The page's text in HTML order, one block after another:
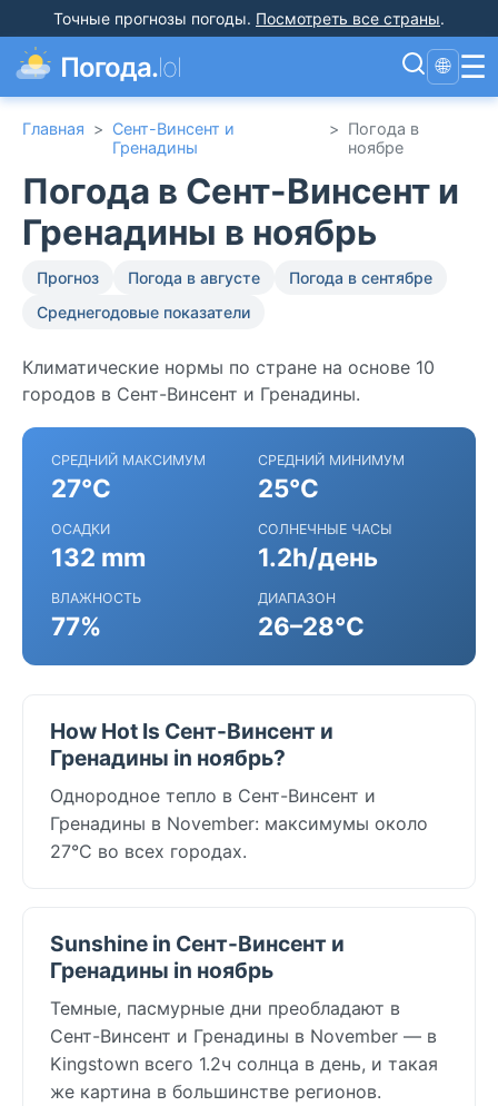
Точные прогнозы погоды. Посмотреть все страны.
Погода.lol 🌐 ☰
Главная > Сент-Винсент и
Гренадины
> Погода в
ноябре
Погода в Сент-Винсент и
Гренадины в ноябрь
Прогноз Погода в августе
Погода в сентябре
Среднегодовые показатели
Климатические нормы по стране на основе 10
городов в Сент-Винсент и Гренадины.
СРЕДНИЙ МАКСИМУМ
27°C
СРЕДНИЙ МИНИМУМ
25°C
ОСАДКИ
132 mm
СОЛНЕЧНЫЕ ЧАСЫ
1.2h/день
ВЛАЖНОСТЬ
77%
ДИАПАЗОН
26–28°C
How Hot Is Сент-Винсент и
Гренадины in ноябрь?
Однородное тепло в Сент-Винсент и
Гренадины в November: максимумы около
27°C во всех городах.
Sunshine in Сент-Винсент и
Гренадины in ноябрь
Темные, пасмурные дни преобладают в
Сент-Винсент и Гренадины в November — в
Kingstown всего 1.2ч солнца в день, и такая
же картина в большинстве регионов.